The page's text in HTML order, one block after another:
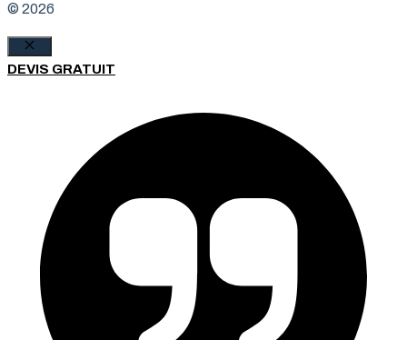
© 2026
Fermer
DEVIS GRATUIT